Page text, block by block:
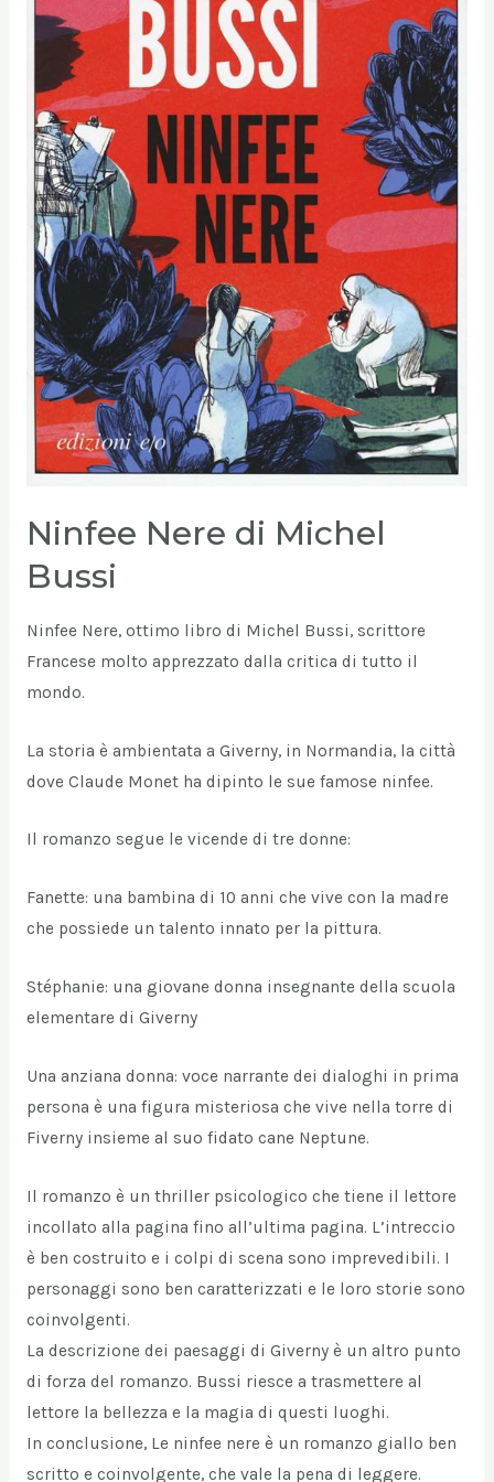
Ninfee Nere di Michel
Bussi
Ninfee Nere, ottimo libro di Michel Bussi, scrittore
Francese molto apprezzato dalla critica di tutto il
mondo.
La storia è ambientata a Giverny, in Normandia, la città
dove Claude Monet ha dipinto le sue famose ninfee.
Il romanzo segue le vicende di tre donne:
Fanette: una bambina di 10 anni che vive con la madre
che possiede un talento innato per la pittura.
Stéphanie: una giovane donna insegnante della scuola
elementare di Giverny
Una anziana donna: voce narrante dei dialoghi in prima
persona è una figura misteriosa che vive nella torre di
Fiverny insieme al suo fidato cane Neptune.
Il romanzo è un thriller psicologico che tiene il lettore
incollato alla pagina fino all’ultima pagina. L’intreccio
è ben costruito e i colpi di scena sono imprevedibili. I
personaggi sono ben caratterizzati e le loro storie sono
coinvolgenti.
La descrizione dei paesaggi di Giverny è un altro punto
di forza del romanzo. Bussi riesce a trasmettere al
lettore la bellezza e la magia di questi luoghi.
In conclusione, Le ninfee nere è un romanzo giallo ben
scritto e coinvolgente, che vale la pena di leggere.